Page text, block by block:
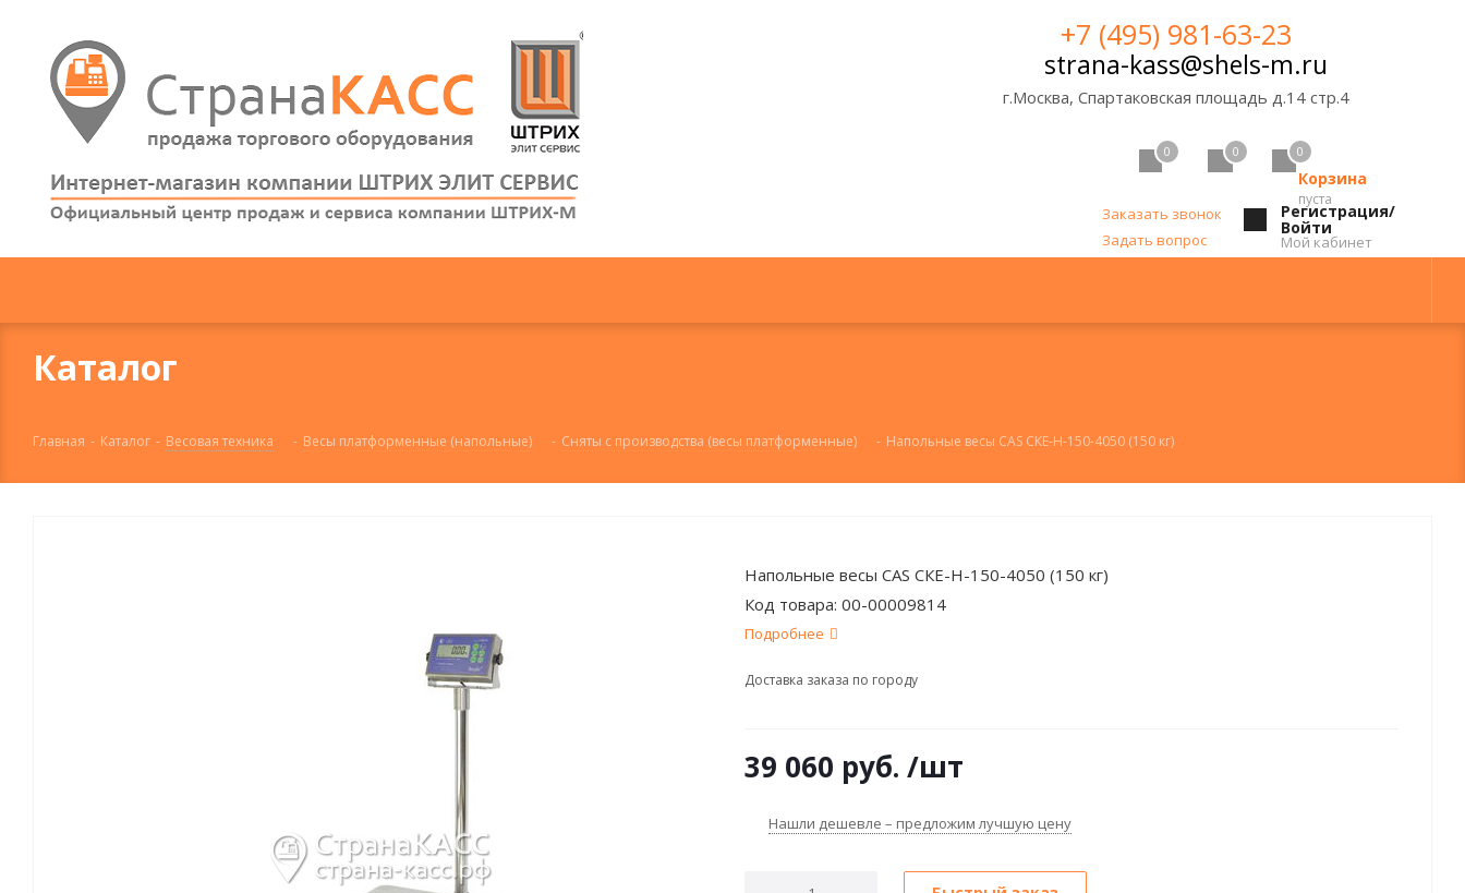
+7 (495) 981-63-23
strana-kass@shels-m.ru
г.Москва, Спартаковская площадь д.14 стр.4
0 0
Корзина
пуста
0
Регистрация/
Войти
Мой кабинет
Заказать звонок
Задать вопрос
Каталог
Главная - Каталог - Весовая техника - Весы платформенные (напольные) - Сняты с производства (весы платформенные) - Напольные весы CAS СКЕ-Н-150-4050 (150 кг)
Напольные весы CAS СКЕ-Н-150-4050 (150 кг)
Код товара: 00-00009814
Подробнее
Доставка заказа по городу
39 060 руб. /шт
Нашли дешевле – предложим лучшую цену